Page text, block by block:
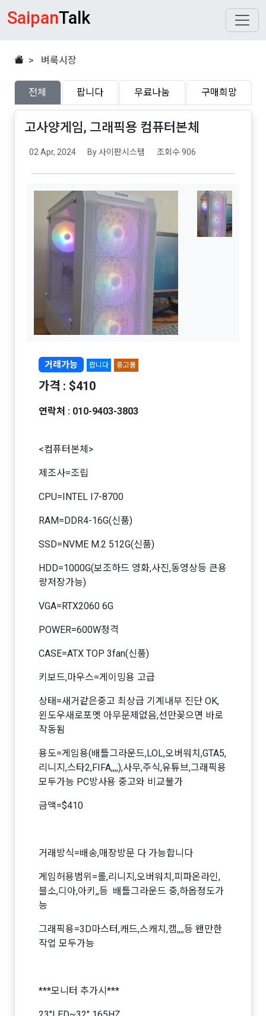
SaipanTalk
> 벼룩시장
전체 팝니다 무료나눔 구매희망
고사양게임, 그래픽용 컴퓨터본체
02 Apr, 2024 By 사이판시스템 조회수 906
거래가능 팝니다 중고품
가격 : $410
연락처 : 010-9403-3803
<컴퓨터본체>​
제조사=조립
CPU=INTEL I7-8700
RAM=DDR4-16G(신품)
SSD=NVME M.2 512G(신품)
HDD=1000G(보조하드 영화,사진,동영상등 큰용
량저장가능)
VGA=RTX2060 6G
POWER=600W정격
CASE=ATX TOP 3fan(신품)
키보드,마우스=게이밍용 고급
상태=새거같은중고 최상급 기계내부 진단 OK,
윈도우새로포멧 아무문제없음,선만꽂으면 바로
작동됨
용도=게임용(배틀그라운드,LOL,오버워치,GTA5,
리니지,스타2,FIFA,,,,),사무,주식,유튜브,그래픽용
모두가능 PC방사용 중고와 비교불가
금액=$410
거래방식=배송,매장방문 다 가능합니다
게임허용범위=롤,리니지,오버워치,피파온라인,
블소,디아,아키,,등 배틀그라운드 중,하옵정도가
능
그래픽용=3D마스터,캐드,스캐치,캠,,,,등 왠만한
작업 모두가능
***모니터 추가시***